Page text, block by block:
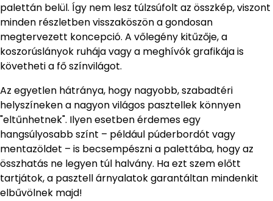
palettán belül. Így nem lesz túlzsúfolt az összkép, viszont
minden részletben visszaköszön a gondosan
megtervezett koncepció. A vőlegény kitűzője, a
koszorúslányok ruhája vagy a meghívók grafikája is
követheti a fő színvilágot.
Az egyetlen hátránya, hogy nagyobb, szabadtéri
helyszíneken a nagyon világos pasztellek könnyen
"eltűnhetnek". Ilyen esetben érdemes egy
hangsúlyosabb színt – például púderbordót vagy
mentazöldet – is becsempészni a palettába, hogy az
összhatás ne legyen túl halvány. Ha ezt szem előtt
tartjátok, a pasztell árnyalatok garantáltan mindenkit
elbűvölnek majd!